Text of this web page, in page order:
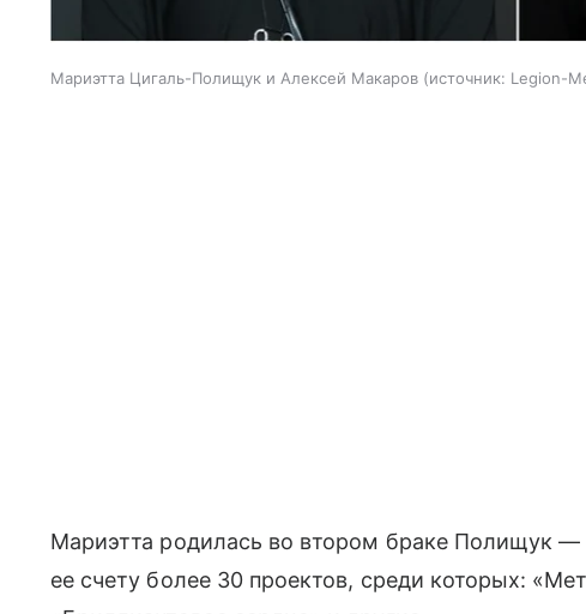
Мариэтта Цигаль-Полищук и Алексей Макаров источник: Legion-
Мариэтта родилась во втором браке Полищук
ее счету более 30 проектов, среди которых: